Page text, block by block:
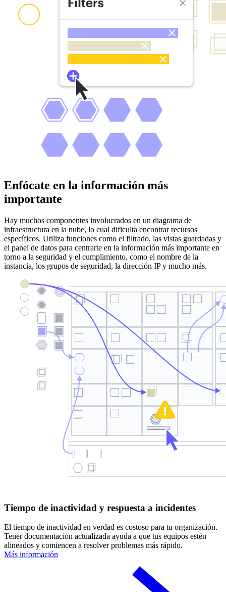
Enfócate en la información más
importante
Hay muchos componentes involucrados en un diagrama de
infraestructura en la nube, lo cual dificulta encontrar recursos
específicos. Utiliza funciones como el filtrado, las vistas guardadas y
el panel de datos para centrarte en la información más importante en
torno a la seguridad y el cumplimiento, como el nombre de la
instancia, los grupos de seguridad, la dirección IP y mucho más.
Tiempo de inactividad y respuesta a incidentes
El tiempo de inactividad en verdad es costoso para tu organización.
Tener documentación actualizada ayuda a que tus equipos estén
alineados y comiencen a resolver problemas más rápido.
Más información